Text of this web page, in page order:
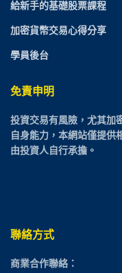
給新手的基礎股票課程
加密貨幣交易心得分享
學員後台
免責申明
投資交易有風險，尤其加
自身能力，本網站僅提供
由投資人自行承擔。
聯絡方式
商業合作聯絡：